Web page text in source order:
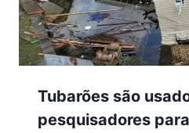
Tubarões são
pesquisadores